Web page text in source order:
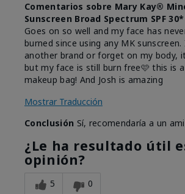
Comentarios sobre Mary Kay®
Sunscreen Broad Spectrum SPF 30*
Goes on so well and my face has
burned since using any MK
another brand or forget on my body,
but my face is still burn free🩷 this is
makeup bag! And Josh is amazing
Mostrar Traducción
Conclusión Sí, recomendaría a un
¿Le ha resultado útil
opinión?
5 0